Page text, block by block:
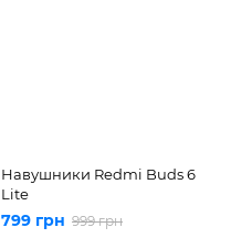
Навушники Redmi Buds 6
Lite
799 грн 999 грн